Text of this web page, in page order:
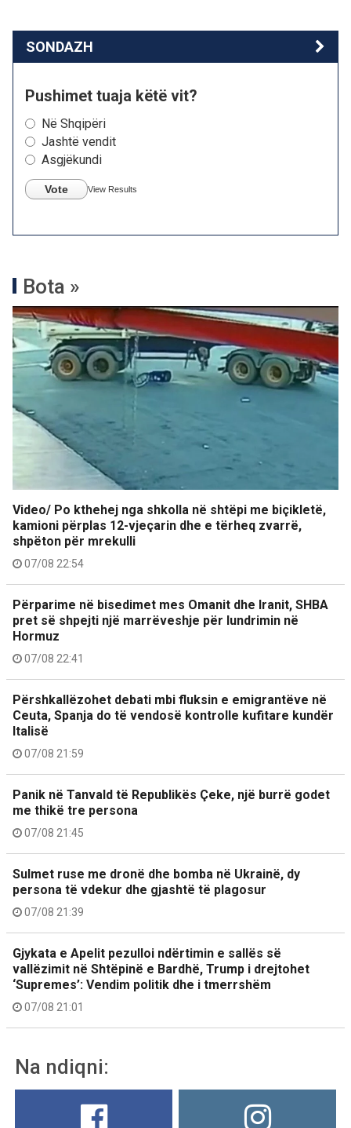
SONDAZH
Pushimet tuaja këtë vit?
Në Shqipëri
Jashtë vendit
Asgjëkundi
Vote View Results
Bota »
Video/ Po kthehej nga shkolla në shtëpi me biçikletë,
kamioni përplas 12-vjeçarin dhe e tërheq zvarrë,
shpëton për mrekulli
07/08 22:54
Përparime në bisedimet mes Omanit dhe Iranit, SHBA
pret së shpejti një marrëveshje për lundrimin në
Hormuz
07/08 22:41
Përshkallëzohet debati mbi fluksin e emigrantëve në
Ceuta, Spanja do të vendosë kontrolle kufitare kundër
Italisë
07/08 21:59
Panik në Tanvald të Republikës Çeke, një burrë godet
me thikë tre persona
07/08 21:45
Sulmet ruse me dronë dhe bomba në Ukrainë, dy
persona të vdekur dhe gjashtë të plagosur
07/08 21:39
Gjykata e Apelit pezulloi ndërtimin e sallës së
vallëzimit në Shtëpinë e Bardhë, Trump i drejtohet
‘Supremes’: Vendim politik dhe i tmerrshëm
07/08 21:01
Na ndiqni: